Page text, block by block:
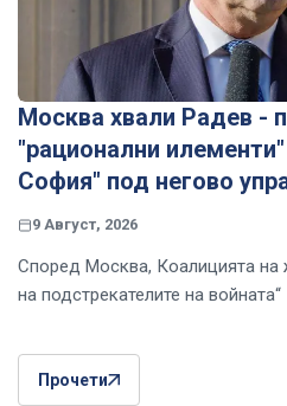
Москва хвали Радев -
"рационални
София" под негово
9 Август, 2026
Според Москва, Коалицията на
на подстрекателите на войната“
Прочети